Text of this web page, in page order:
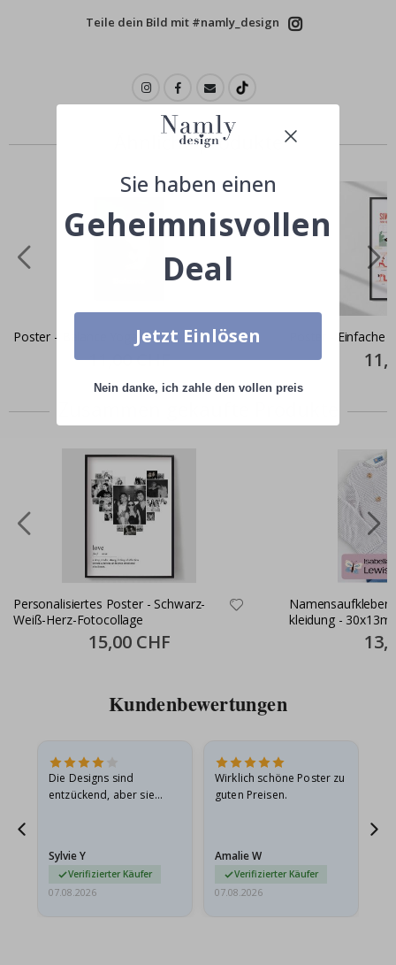
Teile dein Bild mit #namly_design
Ähnliche produkte
Poster - Balance Yoga
11,00 CHF
Poster - Einfache
Price
Personalisiertes Poster - Schwarz-
Weiß-Herz-Fotocollage
Special
Price
15,00 CHF
Namensaufkleber
kleidung -
Price
Kundenbewertungen
Die Designs sind
entzückend, aber sie
sie…
Sylvie Y
Verifizierter Käufer
07.08.2026
Wirklich schöne Poster zu
guten Preisen.
Amalie W
Verifizierter Käufer
07.08.2026
Sie haben einen
Geheimnisvollen
Deal
Jetzt Einlösen
Nein danke, ich zahle den vollen preis